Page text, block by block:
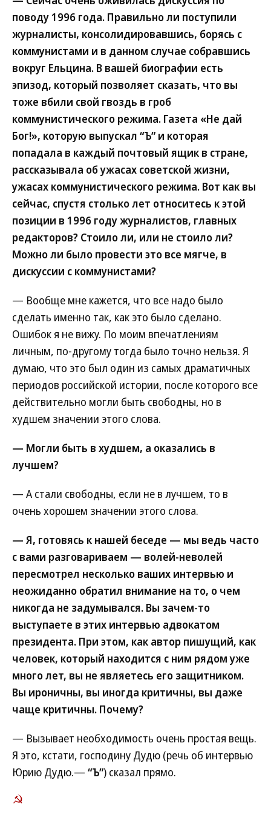
поводу 1996 года. Правильно ли поступили
журналисты, консолидировавшись, борясь с
коммунистами и в данном случае собравшись
вокруг Ельцина. В вашей биографии есть
эпизод, который позволяет сказать, что вы
тоже вбили свой гвоздь в гроб
коммунистического режима. Газета «Не дай
Бог!», которую выпускал “Ъ” и которая
попадала в каждый почтовый ящик в стране,
рассказывала об ужасах советской жизни,
ужасах коммунистического режима. Вот как вы
сейчас, спустя столько лет относитесь к этой
позиции в 1996 году журналистов, главных
редакторов? Стоило ли, или не стоило ли?
Можно ли было провести это все мягче, в
дискуссии с коммунистами?
— Вообще мне кажется, что все надо было
сделать именно так, как это было сделано.
Ошибок я не вижу. По моим впечатлениям
личным, по-другому тогда было точно нельзя. Я
думаю, что это был один из самых драматичных
периодов российской истории, после которого все
действительно могли быть свободны, но в
худшем значении этого слова.
— Могли быть в худшем, а оказались в
лучшем?
— А стали свободны, если не в лучшем, то в
очень хорошем значении этого слова.
— Я, готовясь к нашей беседе — мы ведь часто
с вами разговариваем — волей-неволей
пересмотрел несколько ваших интервью и
неожиданно обратил внимание на то, о чем
никогда не задумывался. Вы зачем-то
выступаете в этих интервью адвокатом
президента. При этом, как автор пишущий, как
человек, который находится с ним рядом уже
много лет, вы не являетесь его защитником.
Вы ироничны, вы иногда критичны, вы даже
чаще критичны. Почему?
— Вызывает необходимость очень простая вещь.
Я это, кстати, господину Дудю (речь об интервью
Юрию Дудю.— “Ъ”) сказал прямо.